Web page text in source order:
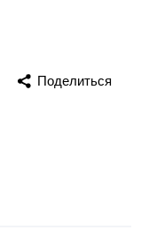
Поделиться